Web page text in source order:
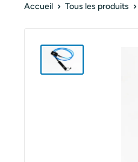
Accueil Tous les produits